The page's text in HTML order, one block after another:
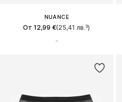
NUANCE
От 12,99 €(25,41 лв.³)